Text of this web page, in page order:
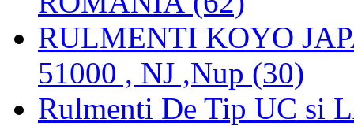
RULMENTI KOYO
51000 , NJ ,Nup (30)
Rulmenti De Tip UC si